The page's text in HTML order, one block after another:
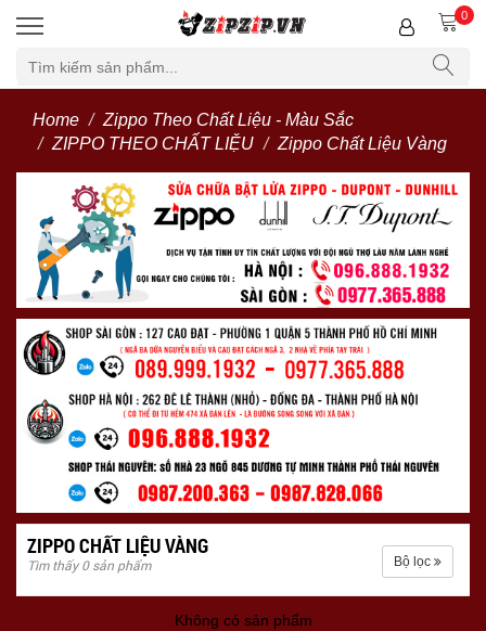
0
Home
Zippo Theo Chất Liệu - Màu Sắc
ZIPPO THEO CHẤT LIỆU
Zippo Chất Liệu Vàng
ZIPPO CHẤT LIỆU VÀNG
Tìm thấy 0 sản phẩm Bộ lọc
Không có sản phẩm